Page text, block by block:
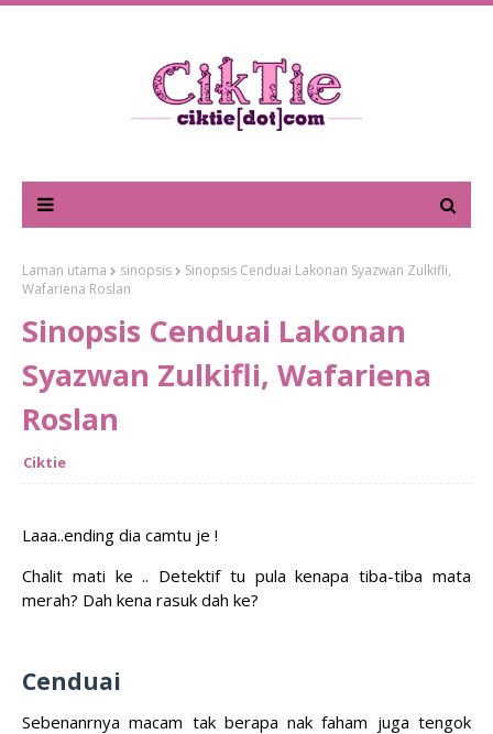
Laman utama sinopsis
Sinopsis Cenduai Lakonan Syazwan Zulkifli,
Wafariena Roslan
Sinopsis Cenduai Lakonan
Syazwan Zulkifli, Wafariena
Roslan
Ciktie
Laaa..ending dia camtu je !
Chalit mati ke .. Detektif tu pula kenapa tiba-tiba mata
merah? Dah kena rasuk dah ke?
Cenduai
Sebenanrnya macam tak berapa nak faham juga tengok